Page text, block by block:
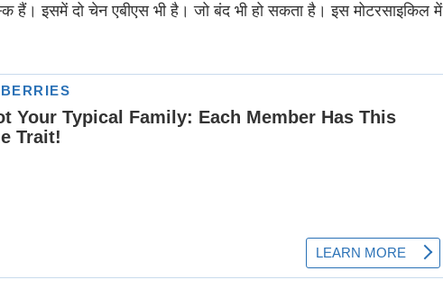
इसमें दो चेन एबीएस भी है। जो बंद भी हो सकता है। इस मोटरसाइकिल में